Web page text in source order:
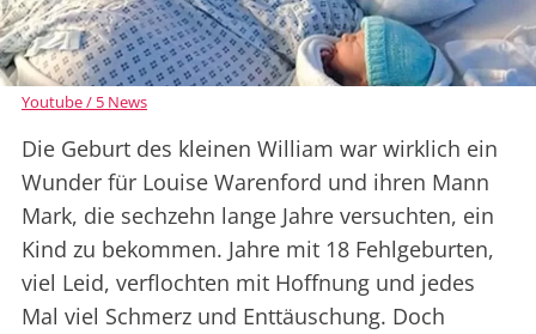
Youtube / 5 News
Die Geburt des kleinen William war wirklich ein
Wunder für Louise Warenford und ihren Mann
Mark, die sechzehn lange Jahre versuchten, ein
Kind zu bekommen. Jahre mit 18 Fehlgeburten,
viel Leid, verflochten mit Hoffnung und jedes
Mal viel Schmerz und Enttäuschung. Doch